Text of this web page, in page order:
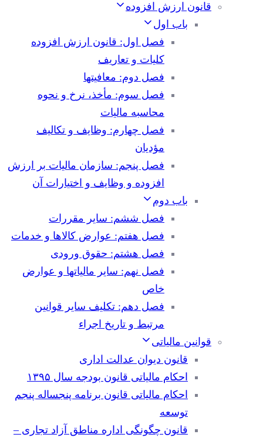
قانون ارزش افزوده
باب اول
فصل اول: قانون ارزش افزوده
کلیات و تعاریف
فصل دوم: معافیتها
فصل سوم: مأخذ، نرخ و نحوه
محاسبه مالیات
فصل چهارم: وظایف و تکالیف
مؤدیان
فصل پنجم: سازمان مالیات بر ارزش
افزوده و وظایف و اختیارات آن
باب دوم
فصل ششم: سایر مقررات
فصل هفتم: عوارض کالاها و خدمات
فصل هشتم: حقوق ورودی
فصل نهم: سایر مالیاتها و عوارض
خاص
فصل دهم: تکلیف سایر قوانین
مرتبط و تاریخ اجراء
قوانین مالیاتی
قانون دیوان عدالت اداری
احکام مالیاتی قانون بودجه سال ۱۳۹۵
احکام مالیاتی قانون برنامه پنجساله پنجم
توسعه
قانون چگونگی اداره مناطق آزاد تجاری –